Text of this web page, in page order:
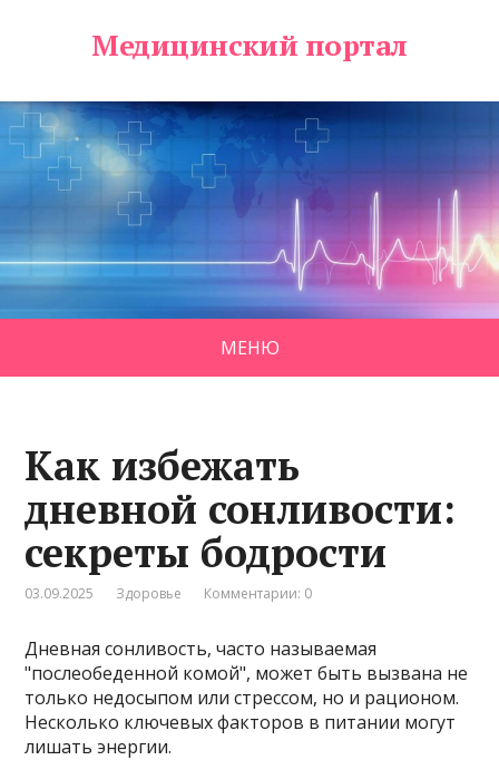
Медицинский портал
МЕНЮ
Как избежать
дневной сонливости:
секреты бодрости
03.09.2025 Здоровье Комментарии: 0
Дневная сонливость, часто называемая
"послеобеденной комой", может быть вызвана не
только недосыпом или стрессом, но и рационом.
Несколько ключевых факторов в питании могут
лишать энергии.